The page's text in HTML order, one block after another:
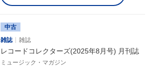
中古
雑誌
雑誌
レコードコレクターズ(2025年8月号) 月刊誌
ミュージック・マガジン